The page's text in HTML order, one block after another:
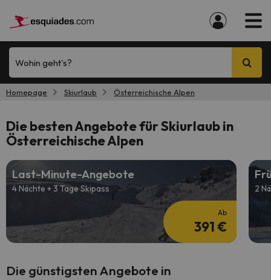
Wohin geht's?
Homepage Skiurlaub Österreichische Alpen
Die besten Angebote für Skiurlaub in
Österreichische Alpen
Last-Minute-Angebote
4 Nächte + 3 Tage Skipass
Ab
391 €
2
Die günstigsten Angebote in